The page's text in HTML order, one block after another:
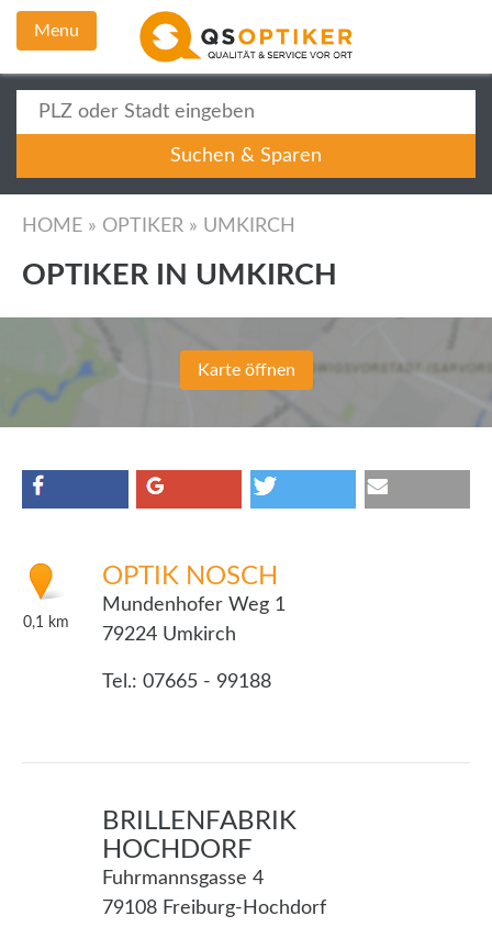
Menu
HOME » OPTIKER » UMKIRCH
OPTIKER IN UMKIRCH
Karte öffnen
0,1km
OPTIK NOSCH
Mundenhofer Weg 1
79224 Umkirch
Tel.: 07665 - 99188
BRILLENFABRIK
HOCHDORF
Fuhrmannsgasse 4
79108 Freiburg-Hochdorf